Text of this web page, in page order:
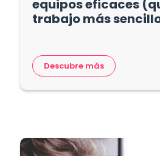
equipos eficaces
trabajo más
Descubre más